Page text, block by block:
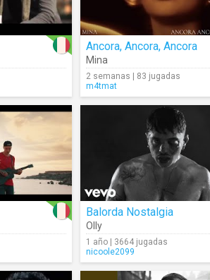
Ancora, Ancora, Ancora
Mina
2 semanas | 83 jugadas
m4tmat
Balorda Nostalgia
Olly
1 año | 3664 jugadas
nicoole2099